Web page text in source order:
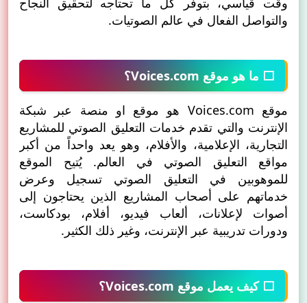
والتواصل الفعال في عالم الصوتيات.
⬜ ما هو موقع Voices.com؟
موقع Voices.com هو موقع او منصة عبر شبكة
الإنترنت والتي تقدم خدمات التعليق الصوتي للمشاريع
التجارية، الإعلامية، والأفلام، وهو يعد واحداً من أكبر
مواقع التعليق الصوتي في العالم. يُتيح الموقع
للموهوبين في التعليق الصوتي تسجيل وعرض
خدماتهم على أصحاب المشاريع الذين يحتاجون إلى
أصوات لإعلانات، ألعاب فيديو، أفلام، بودكاست،
ودورات تدريبية عبر الإنترنت، وغير ذلك الكثير.
⬜ كيف يعمل موقع Voices.com؟